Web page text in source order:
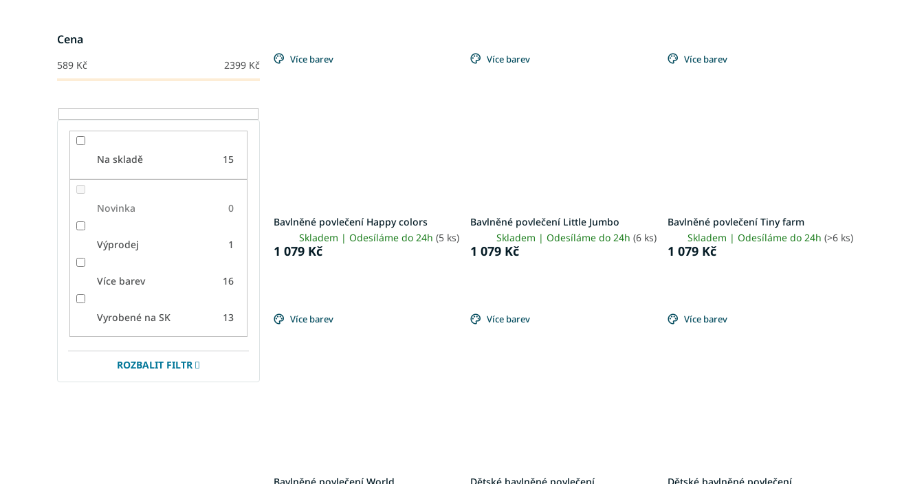
Cena
589 Kč 2399 Kč
Na skladě 15
Novinka 0
Výprodej 1
Více barev 16
Vyrobené na SK 13
ROZBALIT FILTR
Více barev
Bavlněné povlečení Happy colors
Skladem | Odesíláme do 24h(5 ks)
1 079 Kč
Více barev
Bavlněné povlečení Little Jumbo
Skladem | Odesíláme do 24h (6 ks)
1 079 Kč
Více barev
Bavlněné povlečení Tiny farm
Skladem | Odesíláme do 24h (>6 ks)
1 079 Kč
Více barev
Bavlněné povlečení World
Více barev
Dětské bavlněné povlečení
Více barev
Dětské bavlněné povlečení